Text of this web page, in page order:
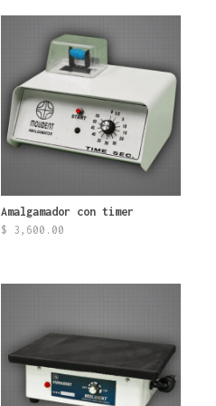
Amalgamador con timer
$ 3,600.00